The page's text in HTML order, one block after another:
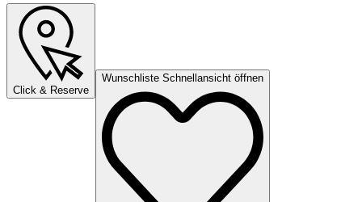
Click & Reserve
Wunschliste Schnellansicht öffnen